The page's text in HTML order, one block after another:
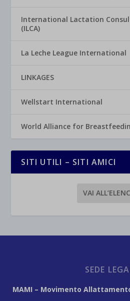
International Lactation
(ILCA)
La Leche League International
LINKAGES
Wellstart International
World Alliance for
SITI UTILI – SITI AMICI
VAI
SEDE
MAMI – Movimento